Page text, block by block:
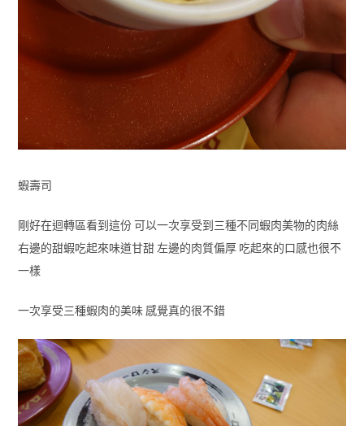
蝦壽司
剛好在迴轉區看到這份 可以一次享受到三種不同蝦肉美物的肉絲
右邊的甜蝦吃起來味道甘甜 左邊的肉質偏厚 吃起來的口感也很不
一樣
一次享受三種蝦肉的美味 感覺真的很不錯